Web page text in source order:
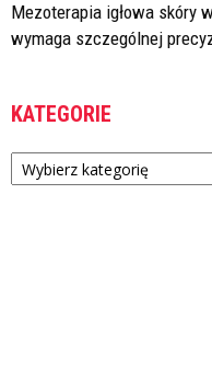
Mezoterapia igłowa skóry
wymaga szczególnej
KATEGORIE
Kategorie